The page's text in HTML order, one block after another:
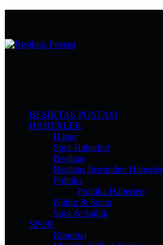
BEŞIKTAŞ POSTASI
HABERLER
Haber
Spor Haberleri
Beşiktaş
Beşiktaş İlçesinden Haberler
Politika
Politika Haberleri
Kültür & Sanat
Spor & Sağlık
SPOR
Röportaj